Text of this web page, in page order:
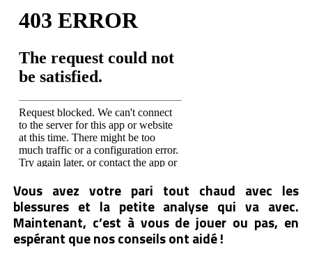
Vous avez votre pari tout chaud avec les
blessures et la petite analyse qui va avec.
Maintenant, c’est à vous de jouer ou pas, en
espérant que nos conseils ont aidé !